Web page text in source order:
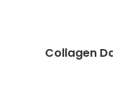
Collagen